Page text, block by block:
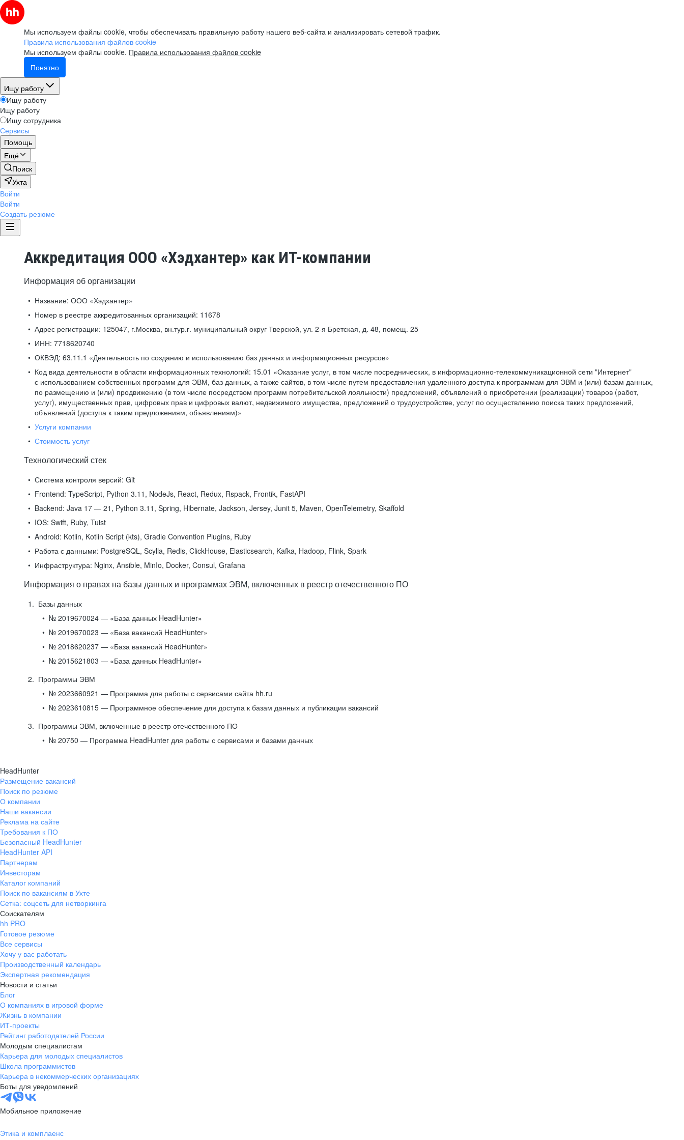
Мы используем файлы cookie, чтобы обеспечивать правильную работу нашего веб-сайта и анализировать сетевой трафик.
Правила использования файлов cookie
Мы используем файлы cookie. Правила использования файлов cookie
Понятно
Ищу работу
Ищу работу
Ищу работу
Ищу сотрудника
Сервисы
Помощь
Ещё
Поиск
Ухта
Войти
Войти
Создать резюме
Аккредитация ООО «Хэдхантер» как ИТ-компании
Информация об организации
Название: ООО «Хэдхантер»
Номер в реестре аккредитованных организаций: 11678
Адрес регистрации: 125047, г.Москва, вн.тур.г. муниципальный округ Тверской, ул. 2-я Бретская, д. 48, помещ. 25
ИНН: 7718620740
ОКВЭД: 63.11.1 «Деятельность по созданию и использованию баз данных и информационных ресурсов»
Код вида деятельности в области информационных технологий: 15.01 «Оказание услуг, в том числе посреднических, в информационно-телекоммуникационной сети "Интернет"
с использованием собственных программ для ЭВМ, баз данных, а также сайтов, в том числе путем предоставления удаленного доступа к программам для ЭВМ и (или) базам данных,
по размещению и (или) продвижению (в том числе посредством программ потребительской лояльности) предложений, объявлений о приобретении (реализации) товаров (работ,
услуг), имущественных прав, цифровых прав и цифровых валют, недвижимого имущества, предложений о трудоустройстве, услуг по осуществлению поиска таких предложений,
объявлений (доступа к таким предложениям, объявлениям)»
Услуги компании
Стоимость услуг
Технологический стек
Система контроля версий: Git
Frontend: TypeScript, Python 3.11, NodeJs, React, Redux, Rspack, Frontik, FastAPI
Backend: Java 17 — 21, Python 3.11, Spring, Hibernate, Jackson, Jersey, Junit 5, Maven, OpenTelemetry, Skaffold
IOS: Swift, Ruby, Tuist
Android: Kotlin, Kotlin Script (kts), Gradle Convention Plugins, Ruby
Работа с данными: PostgreSQL, Scylla, Redis, ClickHouse, Elasticsearch, Kafka, Hadoop, Flink, Spark
Инфраструктура: Nginx, Ansible, MinIo, Docker, Consul, Grafana
Информация о правах на базы данных и программах ЭВМ, включенных в реестр отечественного ПО
Базы данных
№ 2019670024 — «База данных HeadHunter»
№ 2019670023 — «База вакансий HeadHunter»
№ 2018620237 — «База вакансий HeadHunter»
№ 2015621803 — «База данных HeadHunter»
Программы ЭВМ
№ 2023660921 — Программа для работы с сервисами сайта hh.ru
№ 2023610815 — Программное обеспечение для доступа к базам данных и публикации вакансий
Программы ЭВМ, включенные в реестр отечественного ПО
№ 20750 — Программа HeadHunter для работы с сервисами и базами данных
HeadHunter
Размещение вакансий
Поиск по резюме
О компании
Наши вакансии
Реклама на сайте
Требования к ПО
Безопасный HeadHunter
HeadHunter API
Партнерам
Инвесторам
Каталог компаний
Поиск по вакансиям в Ухте
Сетка: соцсеть для нетворкинга
Соискателям
hh PRO
Готовое резюме
Все сервисы
Хочу у вас работать
Производственный календарь
Экспертная рекомендация
Новости и статьи
Блог
О компаниях в игровой форме
Жизнь в компании
ИТ-проекты
Рейтинг работодателей России
Молодым специалистам
Карьера для молодых специалистов
Школа программистов
Карьера в некоммерческих организациях
Боты для уведомлений
Мобильное приложение
Этика и комплаенс